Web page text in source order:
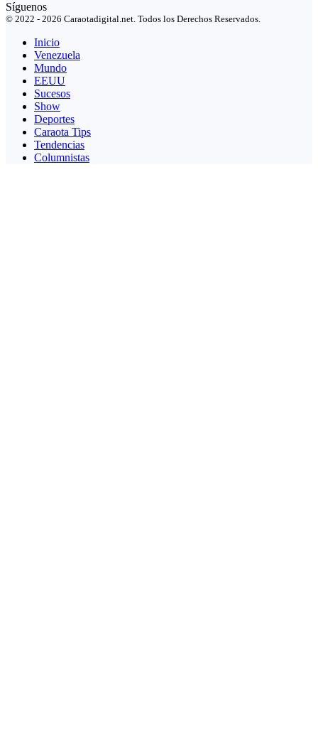
Síguenos
© 2022 - 2026 Caraotadigital.net. Todos los Derechos Reservados.
Inicio
Venezuela
Mundo
EEUU
Sucesos
Show
Deportes
Caraota Tips
Tendencias
Columnistas